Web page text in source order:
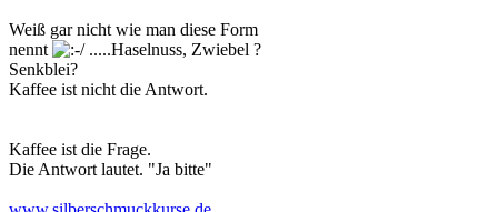
Weiß gar nicht wie man diese Form
nennt
.....Haselnuss, Zwiebel ?
Senkblei?
Kaffee ist nicht die Antwort.
Kaffee ist die Frage.
Die Antwort lautet. "Ja bitte"